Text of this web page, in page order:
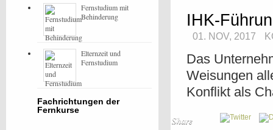
IHK-
01. NOV, 2017
Das
Weisungen
Konflikt als
Share
Fernstudium mit
Behinderung
Elternzeit und
Fernstudium
Fachrichtungen der
Fernkurse